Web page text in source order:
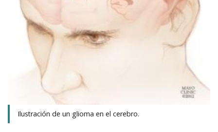
Ilustración de un glioma en el cerebro.